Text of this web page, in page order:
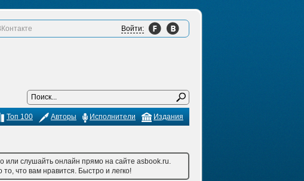
Войти:
Издания
Исполнители
Авторы
Топ 100
или слушайть онлайн прямо на сайте asbook.ru.
что вам нравится. Быстро и легко!